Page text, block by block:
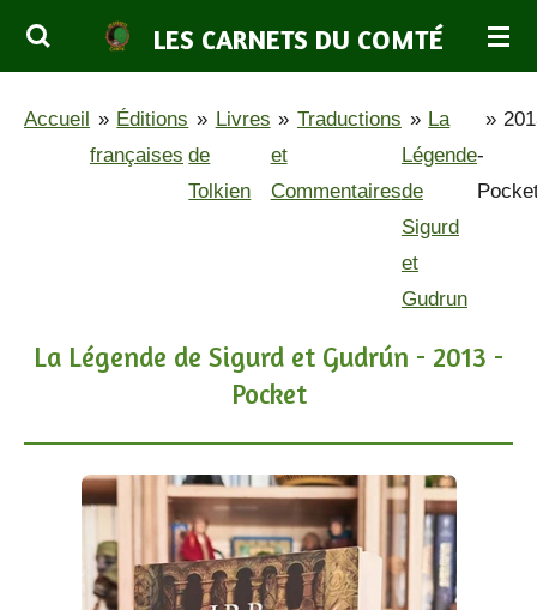
Passer
principal
LES CARNETS DU COMTÉ
Accueil » Éditions
françaises
» Livres
de
Tolkien
» Traductions
et
Commentaires
» La
Légende
de
Sigurd
et
Gudrun
»
-
La Légende de Sigurd et Gudrún - 2013 -
Pocket